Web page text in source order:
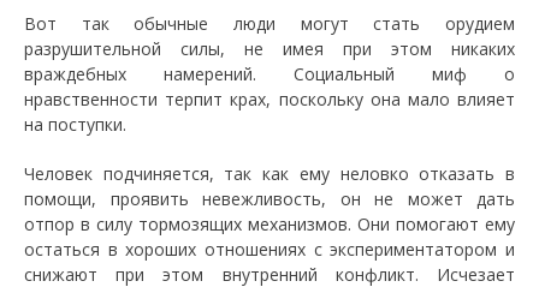
Вот так обычные люди могут стать орудием
разрушительной силы, не имея при этом никаких
враждебных намерений. Социальный миф о
нравственности терпит крах, поскольку она мало влияет
на поступки.
Человек подчиняется, так как ему неловко отказать в
помощи, проявить невежливость, он не может дать
отпор в силу тормозящих механизмов. Они помогают ему
остаться в хороших отношениях с экспериментатором и
снижают при этом внутренний конфликт. Исчезает